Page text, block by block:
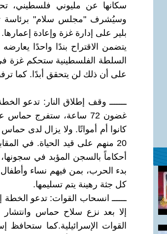
سكانها عن مليوني فلسطيني،
وسيُشرف "مجلس سلام" برئاسة
بلير على إدارة غزة وإعادة
يتضمن الاقتراح بندًا واحدًا
السلطة الفلسطينية ستحكم غزة
على أن ذلك لن يتحقق أبدًا. كما
ـــــــ وقف إطلاق النار: تدعو
غضون 72 ساعة، ستفرج
كل جثة رهينة يتم تسليمها.
ــــــ انسحاب القوات: تدعو
إلا بعد نزع سلاح حماس وانتشار
القوات الإسرائيلية.كما